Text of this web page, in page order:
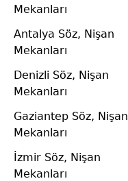
Mekanları
Antalya Söz, Nişan
Mekanları
Denizli Söz, Nişan
Mekanları
Gaziantep Söz, Nişan
Mekanları
İzmir Söz, Nişan
Mekanları